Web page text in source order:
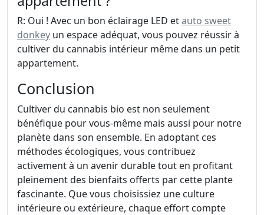
R: Oui ! Avec un bon éclairage LED etauto sweet
donkey un espace adéquat, vous pouvez réussir à
cultiver du cannabis intérieur même dans un petit
appartement.
Conclusion
Cultiver du cannabis bio est non seulement
bénéfique pour vous-même mais aussi pour notre
planète dans son ensemble. En adoptant ces
méthodes écologiques, vous contribuez
activement à un avenir durable tout en profitant
pleinement des bienfaits offerts par cette plante
fascinante. Que vous choisissiez une culture
intérieure ou extérieure, chaque effort compte